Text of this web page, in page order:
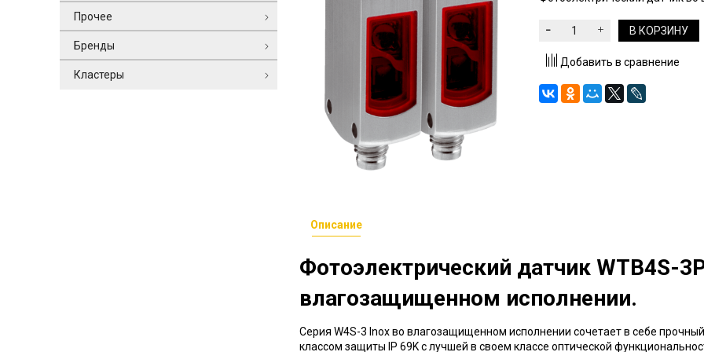
В КОРЗИНУ
Добавить в сравнение
Описание
Фотоэлектрический датчик WTB4S-
влагозащищенном исполнении.
Серия W4S-3 Inox во влагозащищенном исполнении сочетает в себе
классом защиты IP 69K с лучшей в своем классе оптической
Прочее
Бренды
Кластеры